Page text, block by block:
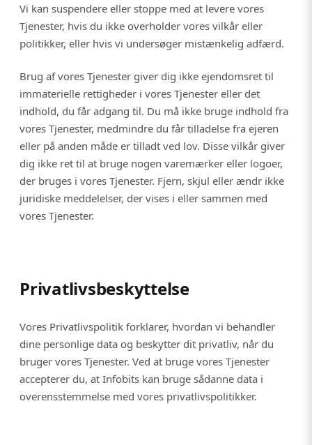
Vi kan suspendere eller stoppe med at levere vores
Tjenester, hvis du ikke overholder vores vilkår eller
politikker, eller hvis vi undersøger mistænkelig adfærd.
Brug af vores Tjenester giver dig ikke ejendomsret til
immaterielle rettigheder i vores Tjenester eller det
indhold, du får adgang til. Du må ikke bruge indhold fra
vores Tjenester, medmindre du får tilladelse fra ejeren
eller på anden måde er tilladt ved lov. Disse vilkår giver
dig ikke ret til at bruge nogen varemærker eller logoer,
der bruges i vores Tjenester. Fjern, skjul eller ændr ikke
juridiske meddelelser, der vises i eller sammen med
vores Tjenester.
Privatlivsbeskyttelse
Vores Privatlivspolitik forklarer, hvordan vi behandler
dine personlige data og beskytter dit privatliv, når du
bruger vores Tjenester. Ved at bruge vores Tjenester
accepterer du, at Infobits kan bruge sådanne data i
overensstemmelse med vores privatlivspolitikker.